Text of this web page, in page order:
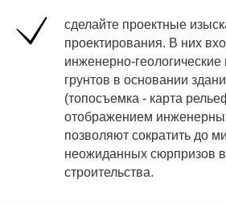
сделайте проектные
проектирования. В них
инженерно-геологические
грунтов в основании
(топосъемка - карта
отображением
позволяют сократить до
неожиданных сюрпризов
строительства.